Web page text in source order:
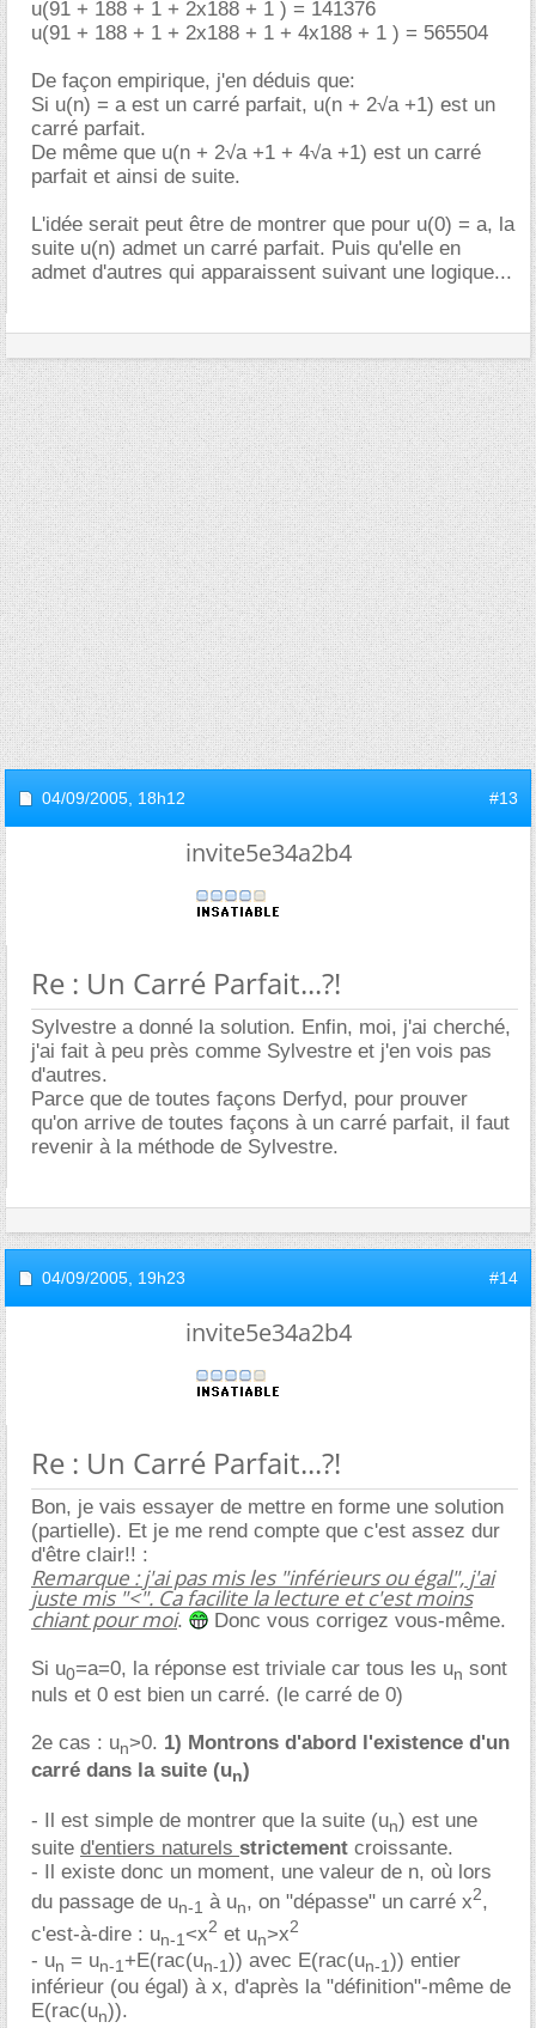
u(91 + 188 + 1 + 2x188 + 1 ) = 141376
u(91 + 188 + 1 + 2x188 + 1 + 4x188 + 1 ) = 565504
De façon empirique, j'en déduis que:
Si u(n) = a est un carré parfait, u(n + 2√a +1) est un
carré parfait.
De même que u(n + 2√a +1 + 4√a +1) est un carré
parfait et ainsi de suite.
L'idée serait peut être de montrer que pour u(0) = a, la
suite u(n) admet un carré parfait. Puis qu'elle en
admet d'autres qui apparaissent suivant une logique...
04/09/2005, 18h12 #13
invite5e34a2b4
Re : Un Carré Parfait...?!
Sylvestre a donné la solution. Enfin, moi, j'ai cherché,
j'ai fait à peu près comme Sylvestre et j'en vois pas
d'autres.
Parce que de toutes façons Derfyd, pour prouver
qu'on arrive de toutes façons à un carré parfait, il faut
revenir à la méthode de Sylvestre.
04/09/2005, 19h23 #14
invite5e34a2b4
Re : Un Carré Parfait...?!
Bon, je vais essayer de mettre en forme une solution
(partielle). Et je me rend compte que c'est assez dur
d'être clair!! :
Remarque : j'ai pas mis les "inférieurs ou égal", j'ai
juste mis "<". Ca facilite la lecture et c'est moins
chiant pour moi. Donc vous corrigez vous-même.
Si u0=a=0, la réponse est triviale car tous les un sont
nuls et 0 est bien un carré. (le carré de 0)
2e cas : un>0. 1) Montrons d'abord l'existence d'un
carré dans la suite (un)
- Il est simple de montrer que la suite (un) est une
suite d'entiers naturels strictement croissante.
- Il existe donc un moment, une valeur de n, où lors
du passage de un-1 à un, on "dépasse" un carré x2,
c'est-à-dire : un-1<x2 et un>x2
- un = un-1+E(rac(un-1)) avec E(rac(un-1)) entier
inférieur (ou égal) à x, d'après la "définition"-même de
E(rac(un)).